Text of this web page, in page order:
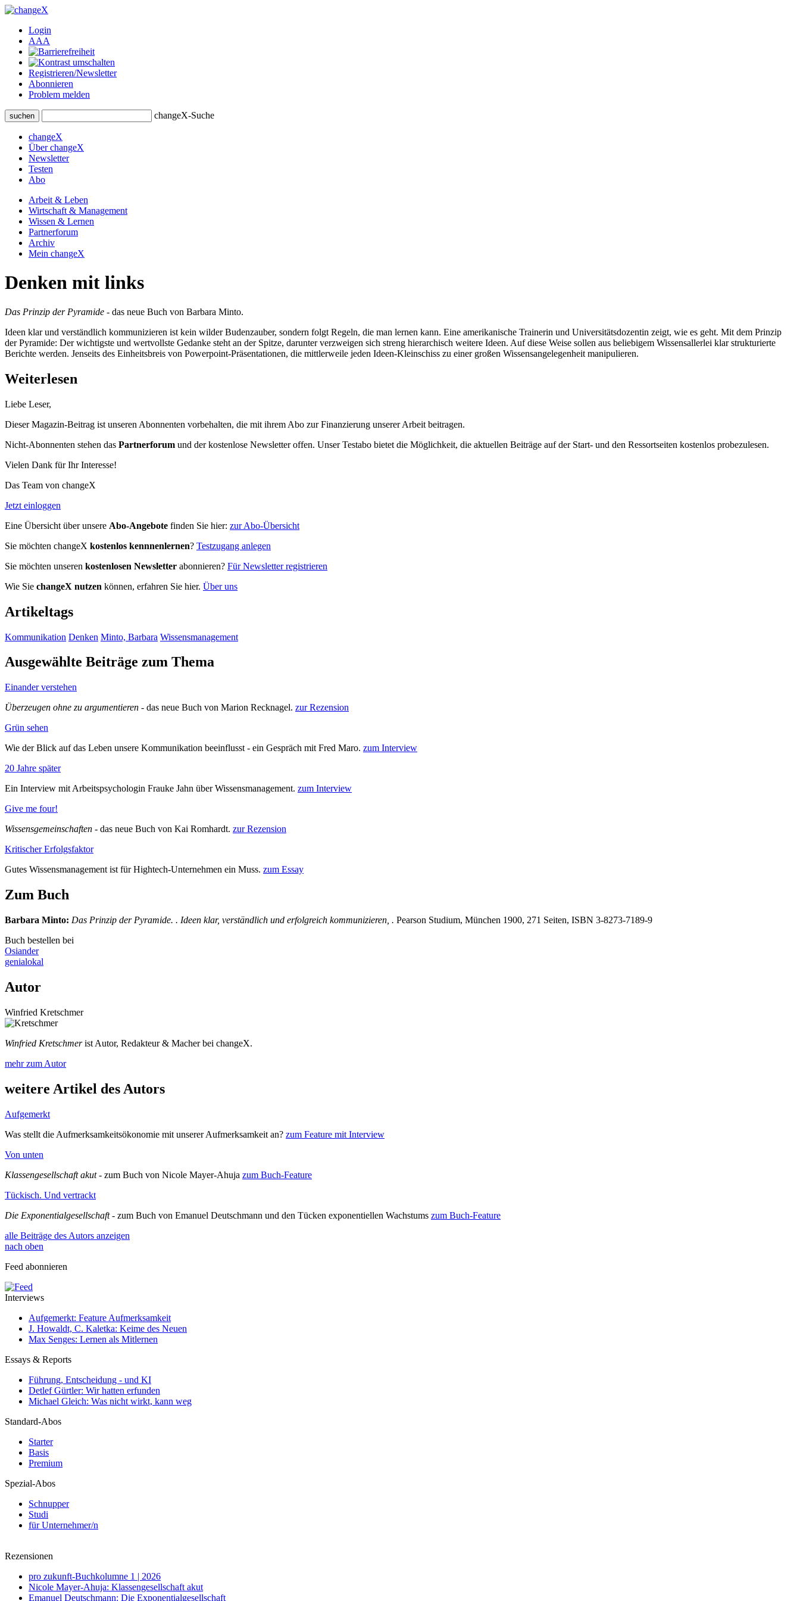
Login
AAA
Registrieren/Newsletter
Abonnieren
Problem melden
suchen changeX-Suche
changeX
Über changeX
Newsletter
Testen
Abo
Arbeit & Leben
Wirtschaft & Management
Wissen & Lernen
Partnerforum
Archiv
Mein changeX
Denken mit links
Das Prinzip der Pyramide - das neue Buch von Barbara Minto.
Ideen klar und verständlich kommunizieren ist kein wilder Budenzauber, sondern folgt Regeln, die man lernen kann. Eine amerikanische Trainerin und Universitätsdozentin zeigt, wie es geht. Mit dem Prinzip
der Pyramide: Der wichtigste und wertvollste Gedanke steht an der Spitze, darunter verzweigen sich streng hierarchisch weitere Ideen. Auf diese Weise sollen aus beliebigem Wissensallerlei klar strukturierte
Berichte werden. Jenseits des Einheitsbreis von Powerpoint-Präsentationen, die mittlerweile jeden Ideen-Kleinschiss zu einer großen Wissensangelegenheit manipulieren.
Weiterlesen
Liebe Leser,
Dieser Magazin-Beitrag ist unseren Abonnenten vorbehalten, die mit ihrem Abo zur Finanzierung unserer Arbeit beitragen.
Nicht-Abonnenten stehen das Partnerforum und der kostenlose Newsletter offen. Unser Testabo bietet die Möglichkeit, die aktuellen Beiträge auf der Start- und den Ressortseiten kostenlos probezulesen.
Vielen Dank für Ihr Interesse!
Das Team von changeX
Jetzt einloggen
Eine Übersicht über unsere Abo-Angebote finden Sie hier: zur Abo-Übersicht
Sie möchten changeX kostenlos kennnenlernen? Testzugang anlegen
Sie möchten unseren kostenlosen Newsletter abonnieren? Für Newsletter registrieren
Wie Sie changeX nutzen können, erfahren Sie hier. Über uns
Artikeltags
Kommunikation Denken Minto, Barbara Wissensmanagement
Ausgewählte Beiträge zum Thema
Einander verstehen
Überzeugen ohne zu argumentieren - das neue Buch von Marion Recknagel. zur Rezension
Grün sehen
Wie der Blick auf das Leben unsere Kommunikation beeinflusst - ein Gespräch mit Fred Maro. zum Interview
20 Jahre später
Ein Interview mit Arbeitspsychologin Frauke Jahn über Wissensmanagement. zum Interview
Give me four!
Wissensgemeinschaften - das neue Buch von Kai Romhardt. zur Rezension
Kritischer Erfolgsfaktor
Gutes Wissensmanagement ist für Hightech-Unternehmen ein Muss. zum Essay
Zum Buch
Barbara Minto: Das Prinzip der Pyramide. . Ideen klar, verständlich und erfolgreich kommunizieren, . Pearson Studium, München 1900, 271 Seiten, ISBN 3-8273-7189-9
Buch bestellen bei
Osiander
genialokal
Autor
Winfried Kretschmer
Winfried Kretschmerist Autor, Redakteur & Macher bei changeX.
mehr zum Autor
weitere Artikel des Autors
Aufgemerkt
Was stellt die Aufmerksamkeitsökonomie mit unserer Aufmerksamkeit an? zum Feature mit Interview
Von unten
Klassengesellschaft akut- zum Buch von Nicole Mayer-Ahuja zum Buch-Feature
Tückisch. Und vertrackt
Die Exponentialgesellschaft- zum Buch von Emanuel Deutschmann und den Tücken exponentiellen Wachstums zum Buch-Feature
alle Beiträge des Autors anzeigen
nach oben
Feed abonnieren
Interviews
Aufgemerkt: Feature Aufmerksamkeit
J. Howaldt, C. Kaletka: Keime des Neuen
Max Senges: Lernen als Mitlernen
Essays & Reports
Führung, Entscheidung - und KI
Detlef Gürtler: Wir hatten erfunden
Michael Gleich: Was nicht wirkt, kann weg
Standard-Abos
Starter
Basis
Premium
Spezial-Abos
Schnupper
Studi
für Unternehmer/n
Rezensionen
pro zukunft-Buchkolumne 1 | 2026
Nicole Mayer-Ahuja: Klassengesellschaft akut
Emanuel Deutschmann: Die Exponentialgesellschaft